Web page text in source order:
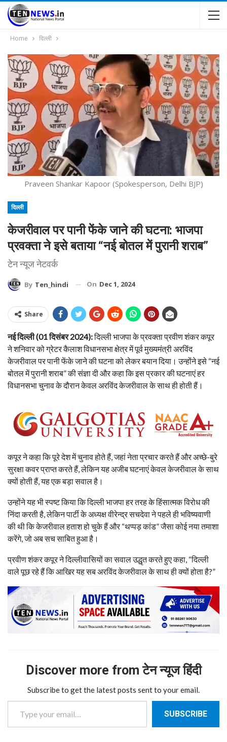
Home दिल्ली
Praveen Shankar Kapoor (Spokesperson, Delhi BJP)
दिल्ली
केजरीवाल पर पानी फेंके जाने की घटना: भाजपा
प्रवक्ता ने इसे बताया “नई बोतल में पुरानी शराब”
टेन न्यूज नेटवर्क
By Ten_hindi On Dec 1, 2024
Share
नई दिल्ली (01 दिसंबर 2024):दिल्ली भाजपा के प्रवक्ता प्रवीण शंकर कपूर
ने शनिवार को ग्रेटर कैलाश विधानसभा क्षेत्र में पूर्व मुख्यमंत्री अरविंद
केजरीवाल पर पानी फेंके जाने की घटना को लेकर बयान दिया। उन्होंने इसे “नई
बोतल में पुरानी शराब” की संज्ञा दी और कहा कि इस प्रकार की घटनाएं हर
विधानसभा चुनाव के दौरान केवल अरविंद केजरीवाल के साथ ही होती हैं।
कपूर ने कहा कि पूरे देश में चुनाव होते हैं, जहां नेता प्रचार करते हैं और अच्छे-बुरे
सुरक्षा कवर प्राप्त करते हैं, लेकिन यह अजीब घटनाएं केवल केजरीवाल के साथ
क्यों होती हैं, यह एक बड़ा सवाल है।
उन्होंने यह भी स्पष्ट किया कि दिल्ली भाजपा हर तरह के हिंसात्मक विरोध की
निंदा करती है, लेकिन पार्टी के अध्यक्ष वीरेन्द्र सचदेवा ने पहले ही भविष्यवाणी
की थी कि केजरीवाल हताश हो चुके हैं और “थप्पड़ कांड” जैसा कोई नया तमाशा
करेंगे, जो अब सच साबित हुआ है।
प्रवीण शंकर कपूर ने दिल्लीवासियों का सवाल उद्धृत करते हुए कहा, “दिल्ली
वाले पूछ रहे हैं कि आखिर यह सब अरविंद केजरीवाल के साथ ही क्यों होता है?”
Discover more from टेन न्यूज हिंदी
Subscribe to get the latest posts sent to your email.
Type your email…
SUBSCRIBE